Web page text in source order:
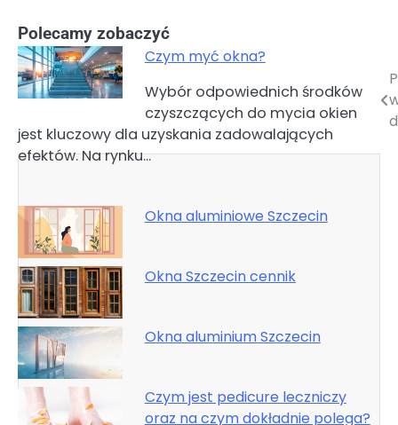
Polecamy zobaczyć
Czym myć okna?
Wybór odpowiednich środków
czyszczących do mycia okien
jest kluczowy dla uzyskania zadowalających
efektów. Na rynku…
Okna aluminiowe Szczecin
Okna Szczecin cennik
Okna aluminium Szczecin
Czym jest pedicure leczniczy
oraz na czym dokładnie polega?
Nawigacja